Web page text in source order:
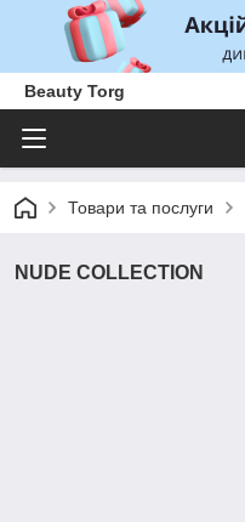
Beauty Torg
Товари та послуги
NUDE COLLECTION